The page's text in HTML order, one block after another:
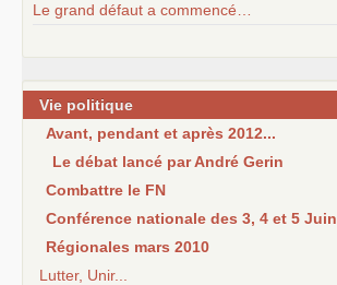
Le grand défaut a commencé…
Vie politique
Avant, pendant et après 2012...
Le débat lancé par André Gerin
Combattre le FN
Conférence nationale des 3, 4 et 5 Juin
Régionales mars 2010
Lutter, Unir...